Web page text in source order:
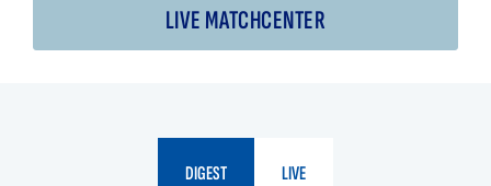
LIVE MATCHCENTER
DIGEST LIVE